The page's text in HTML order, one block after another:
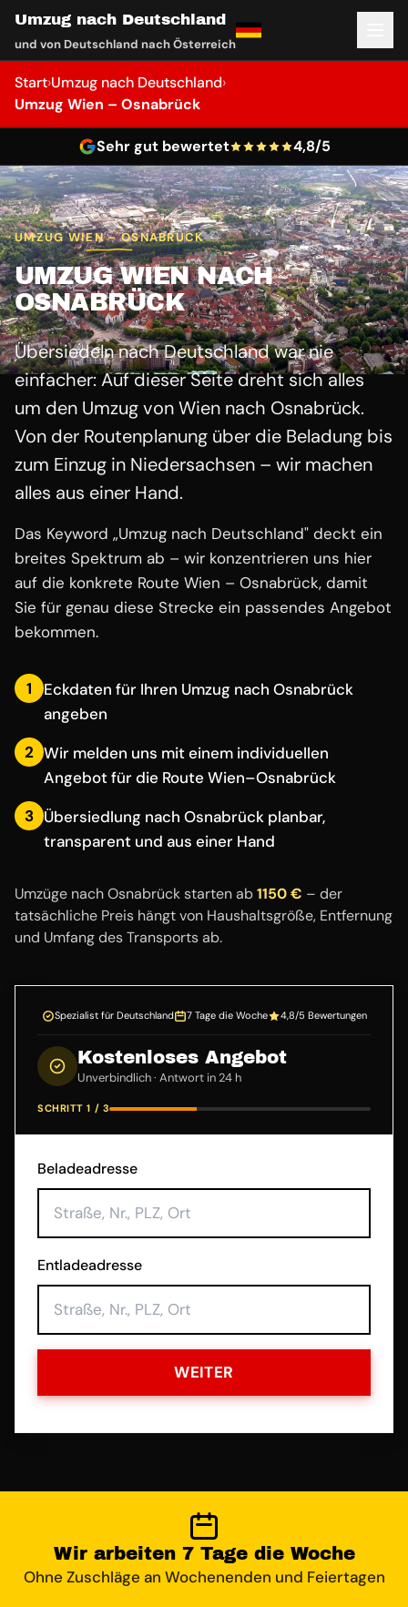
Umzug nach Deutschland
und von Deutschland nach Österreich
Start›Umzug nach Deutschland›
Umzug Wien – Osnabrück
Sehr gut bewertet 4,8/5
UMZUG WIEN – OSNABRÜCK
UMZUG WIEN NACH
OSNABRÜCK
Übersiedeln nach Deutschland war nie
einfacher: Auf dieser Seite dreht sich alles
um den Umzug von Wien nach Osnabrück.
Von der Routenplanung über die Beladung bis
zum Einzug in Niedersachsen – wir machen
alles aus einer Hand.
Das Keyword „Umzug nach Deutschland" deckt ein
breites Spektrum ab – wir konzentrieren uns hier
auf die konkrete Route Wien – Osnabrück, damit
Sie für genau diese Strecke ein passendes Angebot
bekommen.
1
Eckdaten für Ihren Umzug nach Osnabrück
angeben
2 Wir melden uns mit einem individuellen
Angebot für die Route Wien–Osnabrück
3 Übersiedlung nach Osnabrück planbar,
transparent und aus einer Hand
Umzüge nach Osnabrück starten ab1150 € – der
tatsächliche Preis hängt von Haushaltsgröße, Entfernung
und Umfang des Transports ab.
Spezialist für Deutschland 7 Tage die Woche 4,8/5 Bewertungen
Kostenloses Angebot
Unverbindlich · Antwort in 24 h
SCHRITT 1 / 3
Beladeadresse
Entladeadresse
WEITER
Wir arbeiten 7 Tage die Woche
Ohne Zuschläge an Wochenenden und Feiertagen